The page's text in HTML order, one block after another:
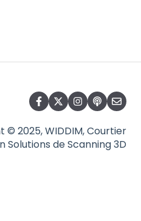
© 2025, WIDDIM, Courtier
Solutions de Scanning 3D